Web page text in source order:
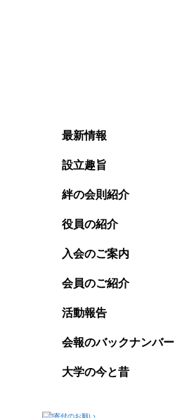
最新情報
設立趣旨
絆の会則紹介
役員の紹介
入会のご案内
会員のご紹介
活動報告
会報のバックナンバー
大学の今と昔